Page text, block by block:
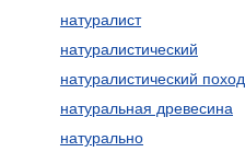
натуралист
натуралистический
натуралистический поход
натуральная древесина
натурально